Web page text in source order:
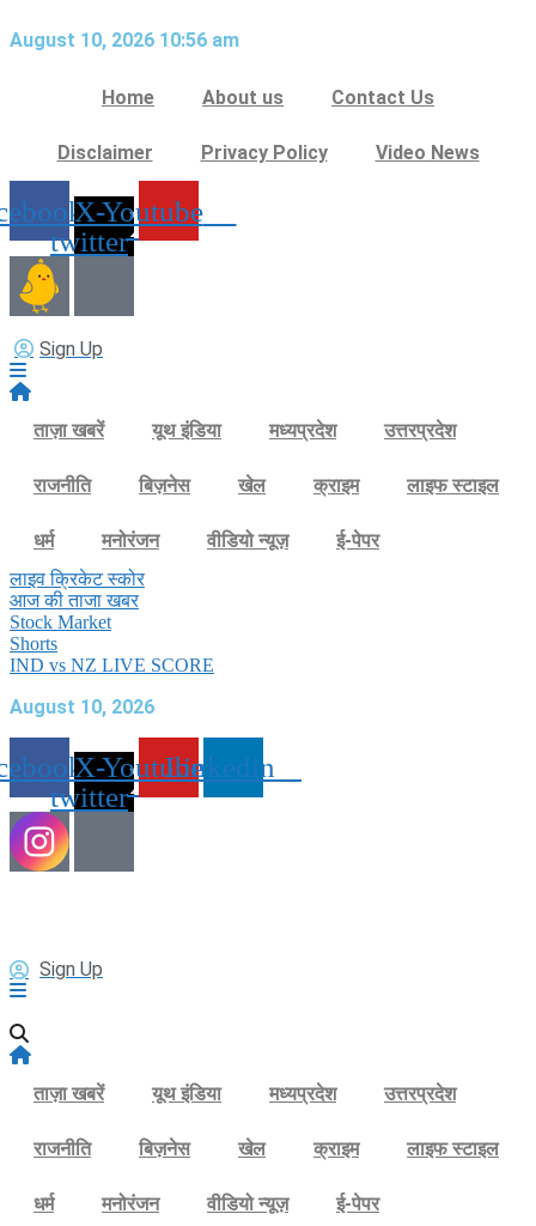
to
August 10, 2026 10:56 am
Home About us Contact Us
Disclaimer Privacy Policy Video News
X-
twitter
Youtube
Sign Up
ताज़ा खबरें यूथ इंडिया मध्यप्रदेश उत्तरप्रदेश
राजनीति बिज़नेस खेल क्राइम लाइफ स्टाइल
धर्म मनोरंजन वीडियो न्यूज़ ई-पेपर
लाइव क्रिकेट स्कोर
आज की ताजा खबर
Stock Market
Shorts
IND vs NZ LIVE SCORE
August 10, 2026
X-
twitter
YoutubeLinkedin
Sign Up
ताज़ा खबरें यूथ इंडिया मध्यप्रदेश उत्तरप्रदेश
राजनीति बिज़नेस खेल क्राइम लाइफ स्टाइल
धर्म मनोरंजन वीडियो न्यूज़ ई-पेपर